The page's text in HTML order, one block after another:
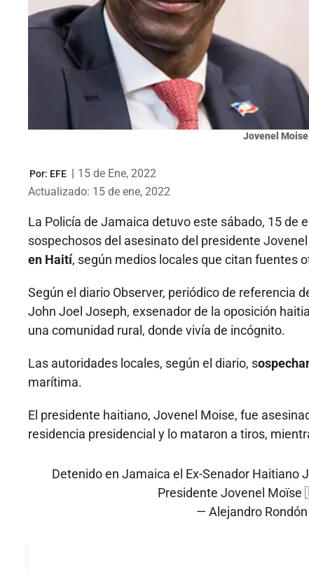
Jovenel
Por: EFE | 15 de Ene, 2022
Actualizado: 15 de ene, 2022
La Policía de Jamaica detuvo este sábado, 15 de
sospechosos del asesinato del presidente
en Haití, según medios locales que citan fuentes
Según el diario Observer, periódico de referencia
John Joel Joseph, exsenador de la oposición
una comunidad rural, donde vivía de incógnito.
Las autoridades locales, según el diario, s
marítima.
El presidente haitiano, Jovenel Moise, fue
residencia presidencial y lo mataron a tiros,
Detenido en Jamaica el Ex-Senador Haitiano
Presidente Jovenel
— Alejandro